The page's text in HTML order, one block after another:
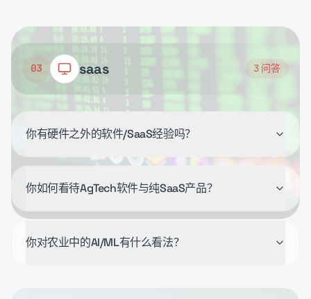
03 saas 3 问答
你有硬件之外的软件/SaaS经验吗？
你如何看待AgTech软件与纯SaaS产品？
你对农业中的AI/ML有什么看法？